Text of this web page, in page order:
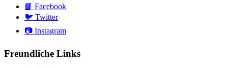
📘 Facebook
🐦 Twitter
📷 Instagram
Freundliche Links